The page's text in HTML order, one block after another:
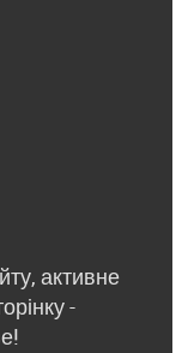
активне
-